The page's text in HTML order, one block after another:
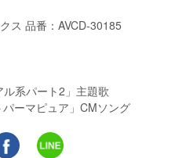
ス 品番：AVCD-30185
ル系パート2」主題歌
ーマピュア」CMソング